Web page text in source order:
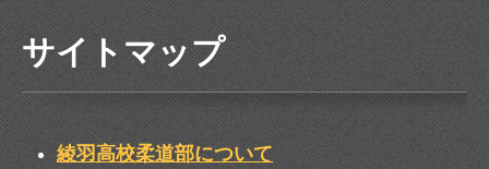
サイトマップ
綾羽高校柔道部について